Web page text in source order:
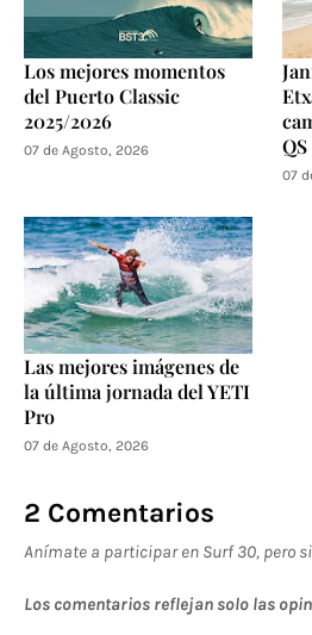
Los mejores momentos
del Puerto Classic
2025/2026
07 de Agosto, 2026
07
Las mejores imágenes de
la última jornada del YETI
Pro
07 de Agosto, 2026
2 Comentarios
Anímate a participar en Surf 30, pero
Los comentarios reflejan solo las